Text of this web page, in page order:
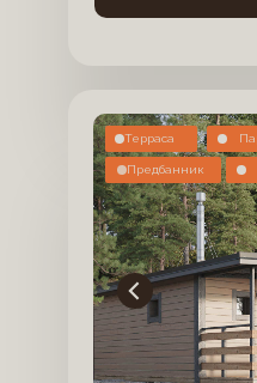
Предбанник
Терраса